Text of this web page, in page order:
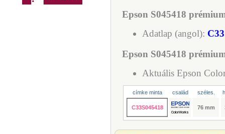
Epson S045418
Adatlap (angol):
Epson S045418
Aktuális Epson
címke minta család széles.
C33S045418 76 mm